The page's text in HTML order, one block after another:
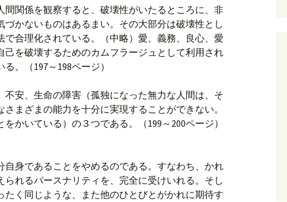
間関係を観察すると、破壊性がいたるところに、非
かないものはあるまい。その大部分は破壊性とし
で合理化されている。（中略）愛、義務、良心、愛
己を破壊するためのカムフラージュとして利用され
。（197～198ページ）
不安、生命の障害（孤独になった無力な人間は、そ
まざまの能力を十分に実現することができない。
かいている）の３つである。（199～200ページ）
自身であることをやめるのである。すなわち、かれ
られるパースナリティを、完全に受けいれる。そし
たく同じような、また他のひとびとがかれに期待す